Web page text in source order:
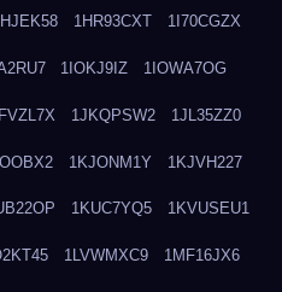
1HR93CXT 1I70CGZX
1IOKJ9IZ 1IOWA7OG
1JKQPSW2 1JL35ZZ0
1KJONM1Y 1KJVH227
1KUC7YQ5 1KVUSEU1
1LVWMXC9 1MF16JX6